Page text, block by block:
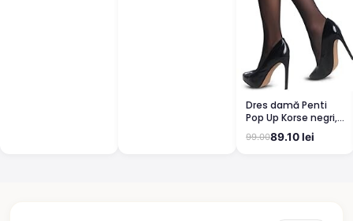
Dres damă Penti
Pop Up Korse negri,
semi lucioși
99.0089.10 lei